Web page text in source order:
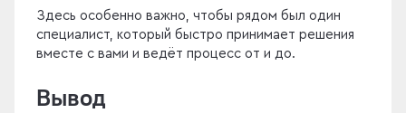
Здесь особенно важно, чтобы рядом был один
специалист, который быстро принимает решения
вместе с вами и ведёт процесс от и до.
Вывод